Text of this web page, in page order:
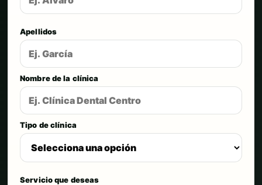
Apellidos
Nombre de la clínica
Tipo de clínica
Servicio que deseas